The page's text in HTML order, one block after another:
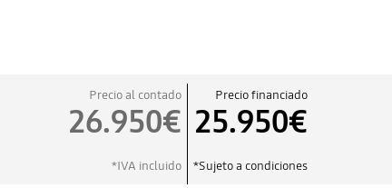
Precio al contado
26.950€
*IVA incluido
Precio financiado
25.950€
*Sujeto a condiciones